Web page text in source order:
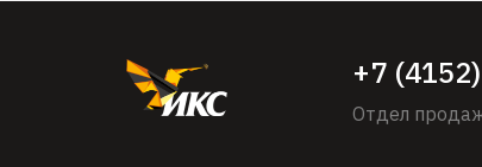
+7
Отдел